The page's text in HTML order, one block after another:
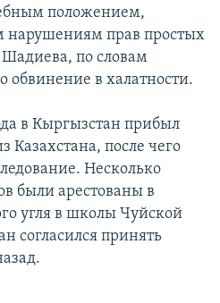
положением,
прав простых
по словам
обвинение в халатности.
в Кыргызстан прибыл
Казахстана, после чего
Несколько
были арестованы в
угля в школы Чуйской
согласился принять